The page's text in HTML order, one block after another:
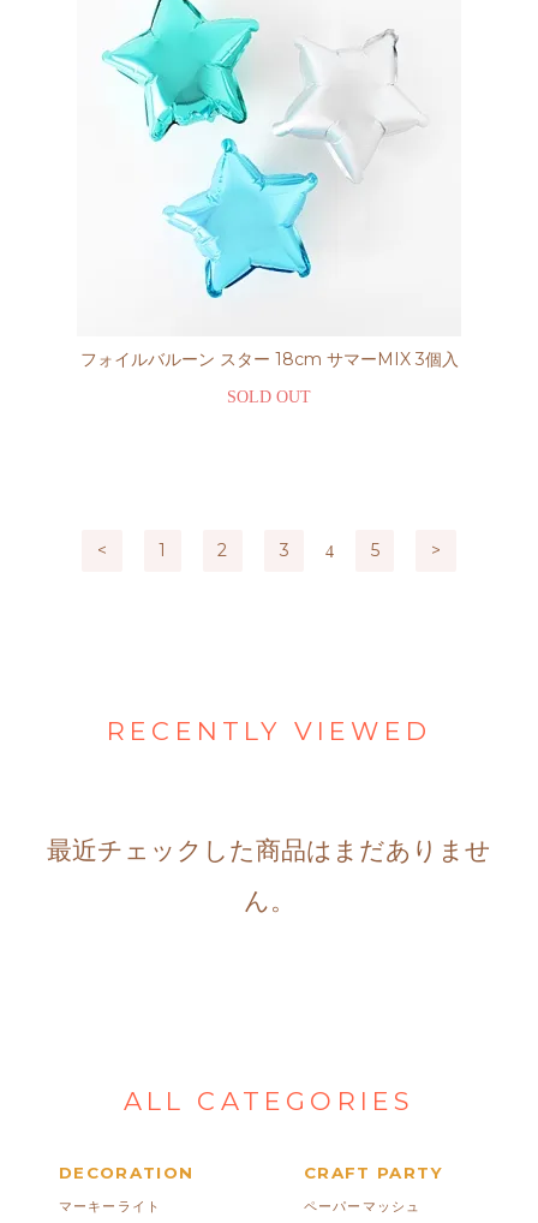
フォイルバルーン スター 18cm サマーMIX 3個入
SOLD OUT
< 1 2 3 4 5 >
RECENTLY VIEWED
最近チェックした商品はまだありませ
ん。
ALL CATEGORIES
DECORATION
マーキーライト
CRAFT PARTY
ペーパーマッシュ